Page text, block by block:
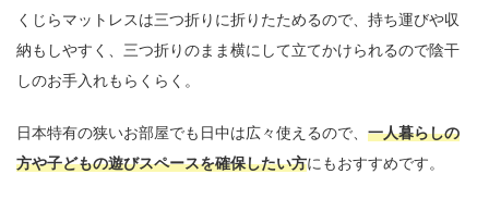
くじらマットレスは三つ折りに折りたためるので、持ち運びや収
納もしやすく、三つ折りのまま横にして立てかけられるので陰干
しのお手入れもらくらく。
日本特有の狭いお部屋でも日中は広々使えるので、 一人暮らしの
方や子どもの遊びスペースを確保したい方にもおすすめです。